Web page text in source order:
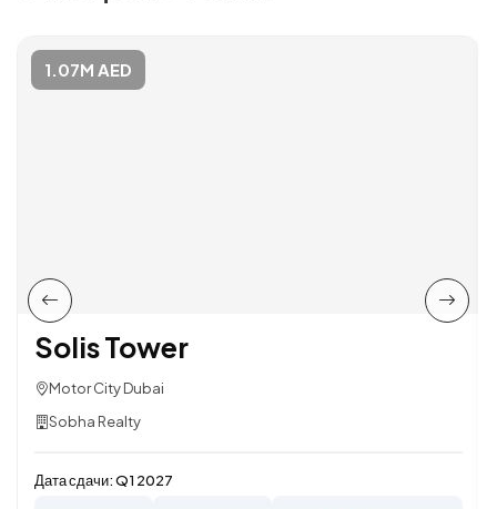
1.07M AED
Solis Tower
Motor City Dubai
Sobha Realty
Дата сдачи:Q1 2027